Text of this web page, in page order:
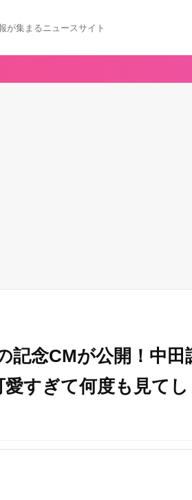
が集まるニュースサイト
記念CMが公開！中田
すぎて何度も見てし